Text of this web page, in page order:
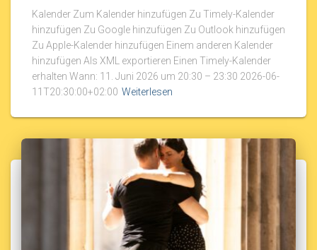
Kalender Zum Kalender hinzufügen Zu Timely-Kalender
hinzufügen Zu Google hinzufügen Zu Outlook hinzufügen
Zu Apple-Kalender hinzufügen Einem anderen Kalender
hinzufügen Als XML exportieren Einen Timely-Kalender
erhalten Wann: 11. Juni 2026 um 20:30 – 23:30 2026-06-
11T20:30:00+02:00 Weiterlesen